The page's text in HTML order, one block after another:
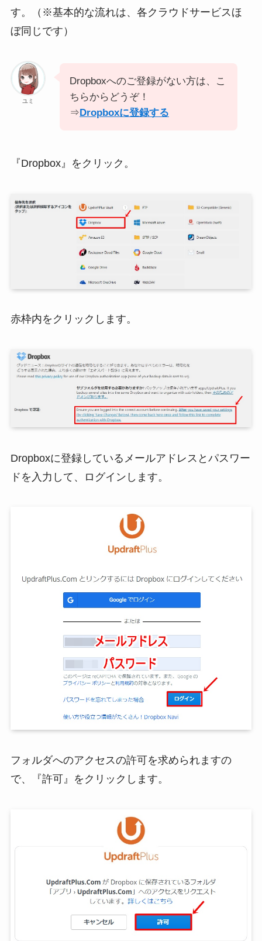
す。（※基本的な流れは、各クラウドサービスほ
ぼ同じです）
ユミ
Dropboxへのご登録がない方は、こ
ちらからどうぞ！
⇒ Dropboxに登録する
『Dropbox』をクリック。
赤枠内をクリックします。
Dropboxに登録しているメールアドレスとパスワー
ドを入力して、ログインします。
フォルダへのアクセスの許可を求められますの
で、『許可』をクリックします。